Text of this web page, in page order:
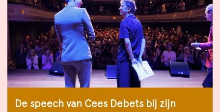
De speech van Cees Debets bij zijn